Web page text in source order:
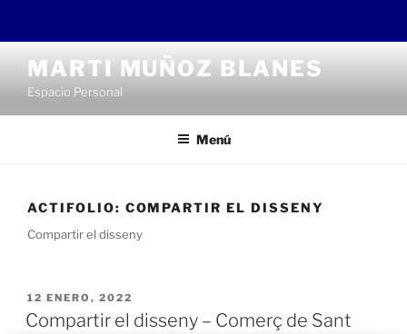
contenido
MARTI MUÑOZ BLANES
Espacio Personal
Menú
ACTIFOLIO: COMPARTIR EL DISSENY
Compartir el disseny
PUBLICADO
EL
12 ENERO, 2022
Compartir el disseny – Comerç de Sant